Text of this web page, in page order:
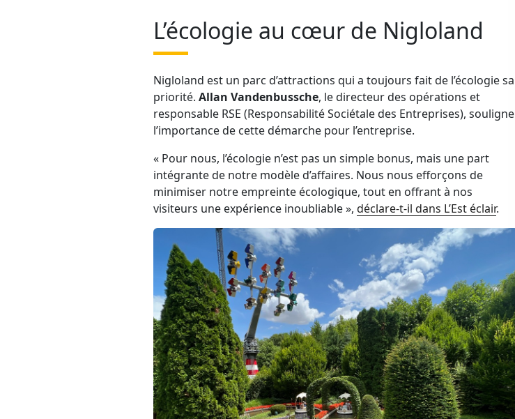
L’écologie au cœur de Nigloland
Nigloland est un parc d’attractions qui a toujours fait de l’écologie sa
priorité. Allan Vandenbussche, le directeur des opérations et
responsable RSE (Responsabilité Sociétale des Entreprises), souligne
l’importance de cette démarche pour l’entreprise.
« Pour nous, l’écologie n’est pas un simple bonus, mais une part
intégrante de notre modèle d’affaires. Nous nous efforçons de
minimiser notre empreinte écologique, tout en offrant à nos
visiteurs une expérience inoubliable », déclare-t-il dans L’Est éclair.